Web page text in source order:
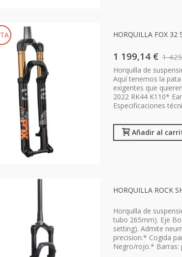
HORQUILLA FOX 32
1 199,14 € 1
Horquilla de
Aquí tenemos la
exigentes que
2022 RK44 K110*
Especificaciones
Añadir al
HORQUILLA ROCK
Horquilla de
tubo 265mm). Eje
setting). Admite
precision.* Cogida
Negro/rojo.* Barras: